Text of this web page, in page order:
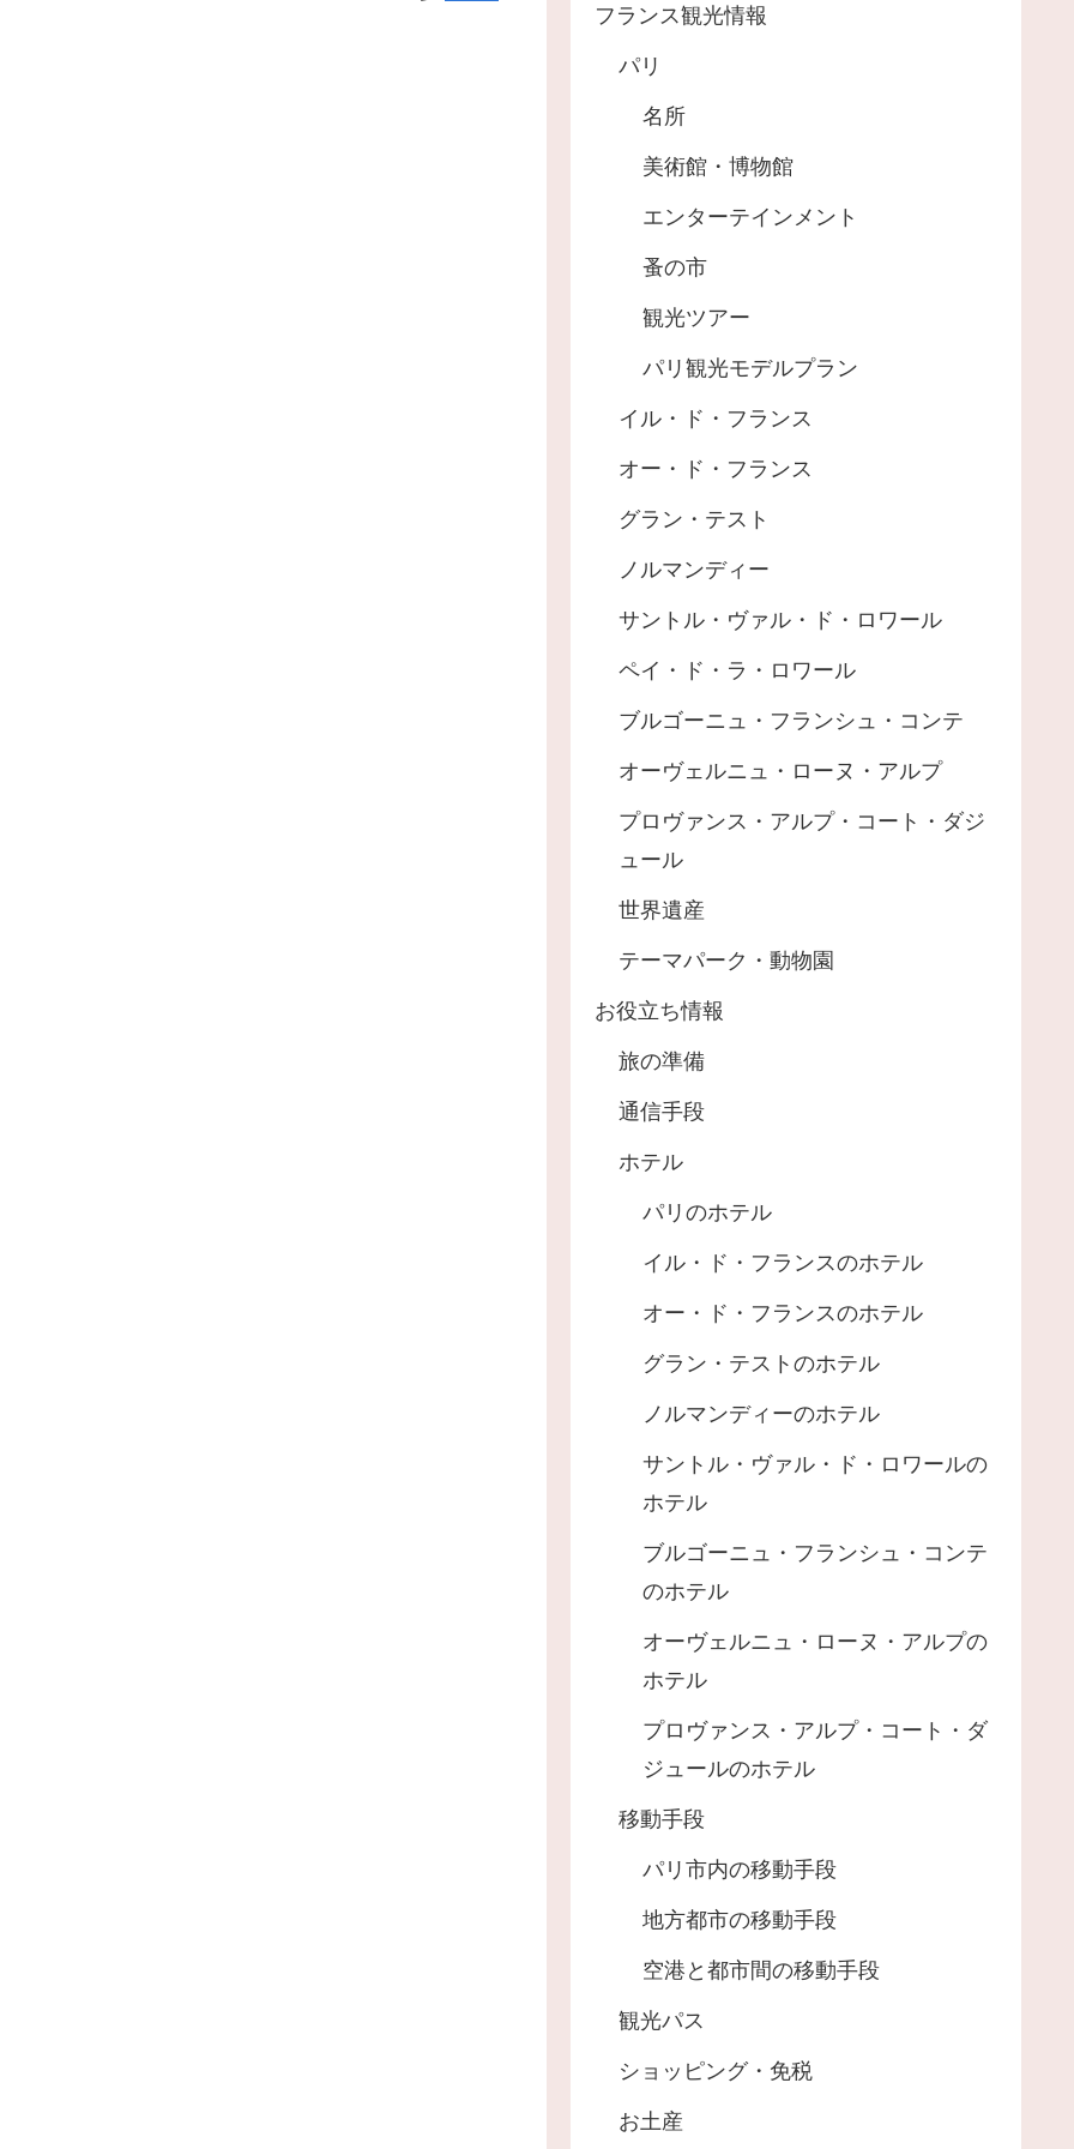
フランス観光情報
パリ
名所
美術館・博物館
エンターテインメント
蚤の市
観光ツアー
パリ観光モデルプラン
イル・ド・フランス
オー・ド・フランス
グラン・テスト
ノルマンディー
サントル・ヴァル・ド・ロワール
ペイ・ド・ラ・ロワール
ブルゴーニュ・フランシュ・コンテ
オーヴェルニュ・ローヌ・アルプ
プロヴァンス・アルプ・コート・ダジ
ュール
世界遺産
テーマパーク・動物園
お役立ち情報
旅の準備
通信手段
ホテル
パリのホテル
イル・ド・フランスのホテル
オー・ド・フランスのホテル
グラン・テストのホテル
ノルマンディーのホテル
サントル・ヴァル・ド・ロワールの
ホテル
ブルゴーニュ・フランシュ・コンテ
のホテル
オーヴェルニュ・ローヌ・アルプの
ホテル
プロヴァンス・アルプ・コート・ダ
ジュールのホテル
移動手段
パリ市内の移動手段
地方都市の移動手段
空港と都市間の移動手段
観光パス
ショッピング・免税
お土産